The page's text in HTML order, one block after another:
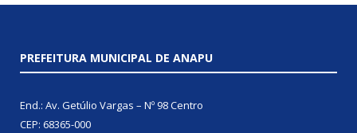
PREFEITURA MUNICIPAL DE ANAPU
End.: Av. Getúlio Vargas – Nº 98 Centro
CEP: 68365-000